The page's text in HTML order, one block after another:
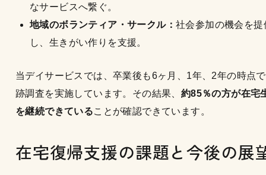
なサービスへ繋ぐ。
地域のボランティア・サークル： 社会参加の機会を提
し、生きがい作りを支援。
当デイサービスでは、卒業後も6ヶ月、1年、2年の時点
跡調査を実施しています。その結果、 約85％の方が在宅
を継続できていることが確認できています。
在宅復帰支援の課題と今後の展